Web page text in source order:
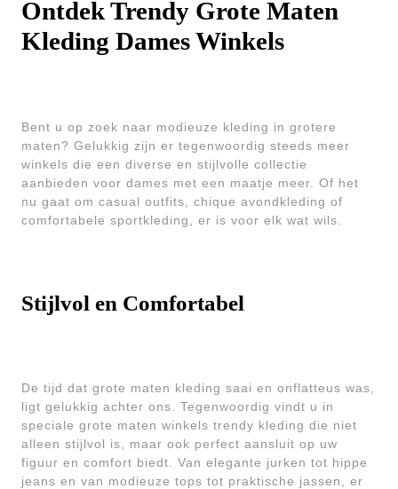
Ontdek Trendy Grote Maten
Kleding Dames Winkels
Bent u op zoek naar modieuze kleding in grotere
maten? Gelukkig zijn er tegenwoordig steeds meer
winkels die een diverse en stijlvolle collectie
aanbieden voor dames met een maatje meer. Of het
nu gaat om casual outfits, chique avondkleding of
comfortabele sportkleding, er is voor elk wat wils.
Stijlvol en Comfortabel
De tijd dat grote maten kleding saai en onflatteus was,
ligt gelukkig achter ons. Tegenwoordig vindt u in
speciale grote maten winkels trendy kleding die niet
alleen stijlvol is, maar ook perfect aansluit op uw
figuur en comfort biedt. Van elegante jurken tot hippe
jeans en van modieuze tops tot praktische jassen, er